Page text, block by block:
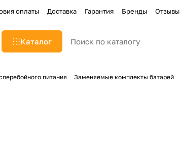
оплаты Доставка Гарантия Бренды Отзывы
Каталог
питания Заменяемые комплекты батарей